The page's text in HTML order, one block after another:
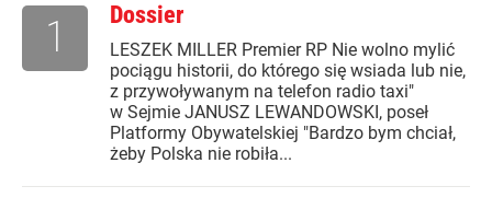
Dossier
LESZEK MILLER Premier RP Nie wolno mylić
pociągu historii, do którego się wsiada lub nie,
z przywoływanym na telefon radio taxi"
w Sejmie JANUSZ LEWANDOWSKI, poseł
Platformy Obywatelskiej "Bardzo bym chciał,
żeby Polska nie robiła...
1